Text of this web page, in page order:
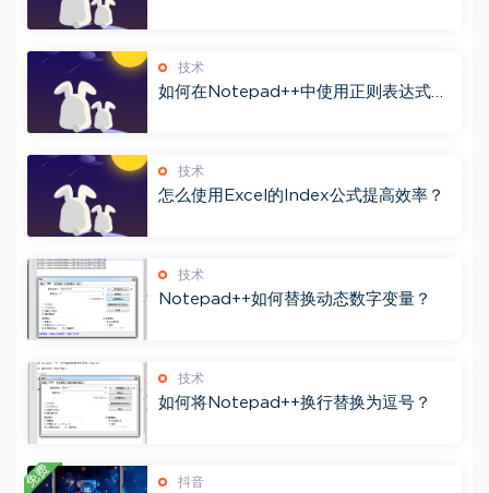
技术
如何在Notepad++中使用正则表达式
技术
怎么使用Excel的Index公式提高效率？
技术
Notepad++如何替换动态数字变量？
技术
如何将Notepad++换行替换为逗号？
抖音
免费